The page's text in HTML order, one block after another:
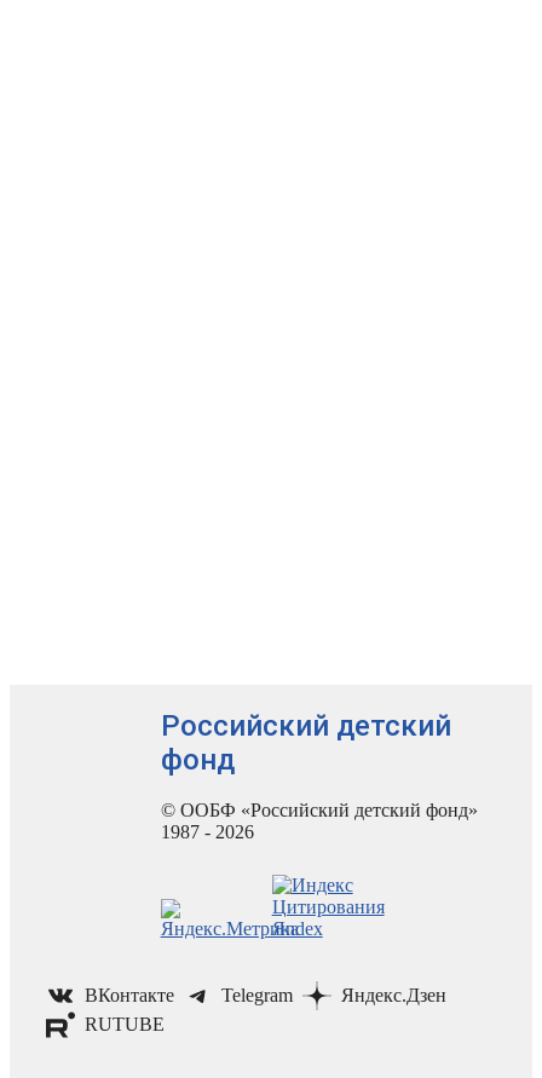
Российский детский
фонд
© ООБФ «Российский детский фонд»
1987 - 2026
ВКонтакте Telegram
Яндекс.Дзен
RUTUBE